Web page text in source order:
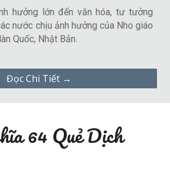
hưởng lớn đến văn hóa, tư tưởng
nước chịu ảnh hưởng của Nho giáo
Quốc, Nhật Bản.
Đọc Chi Tiết →
64 Quẻ Dịch